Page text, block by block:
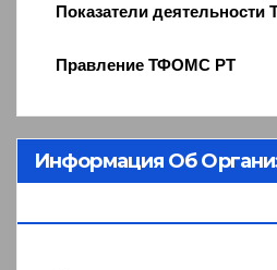
Показатели
Правление ТФОМС РТ
Информация Об